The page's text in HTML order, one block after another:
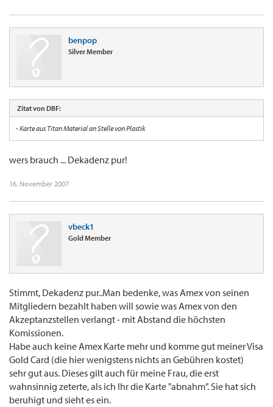
benpop
Silver Member
Zitat von DBF:
- Karte aus Titan Material an Stelle von Plastik
wers brauch ... Dekadenz pur!
16. November 2007
vbeck1
Gold Member
Stimmt, Dekadenz pur..Man bedenke, was Amex von seinen
Mitgliedern bezahlt haben will sowie was Amex von den
Akzeptanzstellen verlangt - mit Abstand die höchsten
Komissionen.
Habe auch keine Amex Karte mehr und komme gut meiner Visa
Gold Card (die hier wenigstens nichts an Gebühren kostet)
sehr gut aus. Dieses gilt auch für meine Frau, die erst
wahnsinnig zeterte, als ich Ihr die Karte "abnahm". Sie hat sich
beruhigt und sieht es ein.